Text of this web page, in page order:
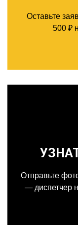
Оставьте
500 ₽
Отправьте
— диспетчер